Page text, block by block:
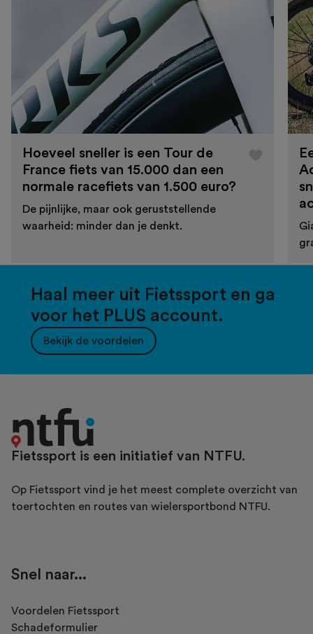
Hoeveel sneller is een Tour de
France fiets van 15.000 dan een
normale racefiets van 1.500 euro?
De pijnlijke, maar ook geruststellende
waarheid: minder dan je denkt.
Haal meer uit Fietssport en ga
voor het PLUS account.
Bekijk de voordelen
Fietssport is een initiatief van NTFU.
Op Fietssport vind je het meest complete overzicht van
toertochten en routes van wielersportbond NTFU.
Snel naar...
Voordelen Fietssport
Schadeformulier